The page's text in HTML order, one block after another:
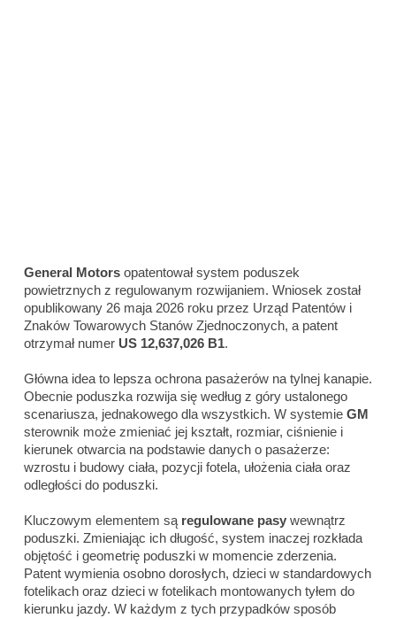
General Motors opatentował system poduszek
powietrznych z regulowanym rozwijaniem. Wniosek został
opublikowany 26 maja 2026 roku przez Urząd Patentów i
Znaków Towarowych Stanów Zjednoczonych, a patent
otrzymał numer US 12,637,026 B1.
Główna idea to lepsza ochrona pasażerów na tylnej kanapie.
Obecnie poduszka rozwija się według z góry ustalonego
scenariusza, jednakowego dla wszystkich. W systemie GM
sterownik może zmieniać jej kształt, rozmiar, ciśnienie i
kierunek otwarcia na podstawie danych o pasażerze:
wzrostu i budowy ciała, pozycji fotela, ułożenia ciała oraz
odległości do poduszki.
Kluczowym elementem są regulowane pasy wewnątrz
poduszki. Zmieniając ich długość, system inaczej rozkłada
objętość i geometrię poduszki w momencie zderzenia.
Patent wymienia osobno dorosłych, dzieci w standardowych
fotelikach oraz dzieci w fotelikach montowanych tyłem do
kierunku jazdy. W każdym z tych przypadków sposób